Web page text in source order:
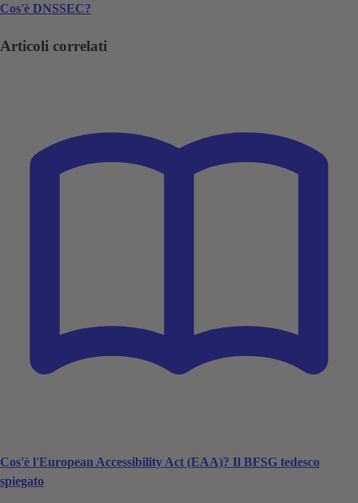
Cos'è DNSSEC?
Articoli correlati
Cos'è l'European Accessibility Act (EAA)? Il BFSG tedesco
spiegato